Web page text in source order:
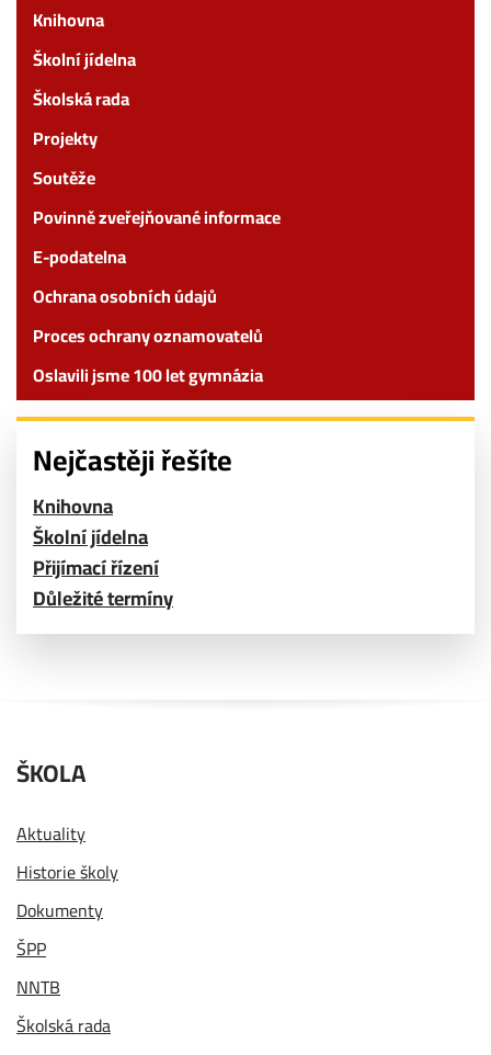
Knihovna
Školní jídelna
Školská rada
Projekty
Soutěže
Povinně zveřejňované informace
E-podatelna
Ochrana osobních údajů
Proces ochrany oznamovatelů
Oslavili jsme 100 let gymnázia
Nejčastěji řešíte
Knihovna
Školní jídelna
Přijímací řízení
Důležité termíny
ŠKOLA
Aktuality
Historie školy
Dokumenty
ŠPP
NNTB
Školská rada